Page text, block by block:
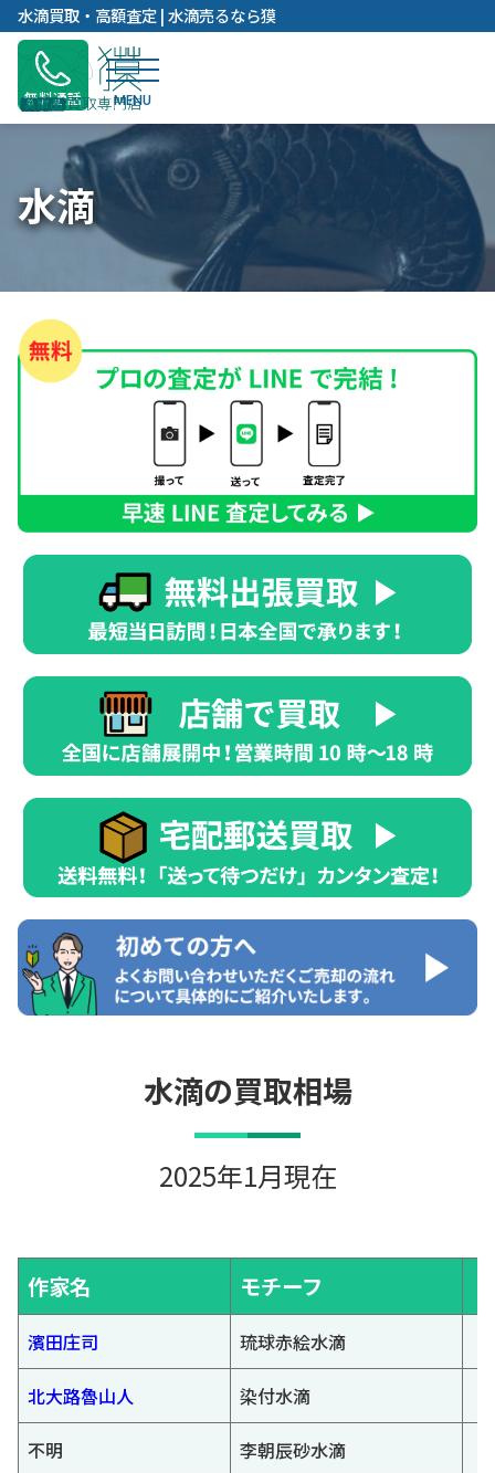
内
容
キ
ッ
プ
水滴買取・高額査定 | 水滴売るなら獏
無料通話
水滴
水滴の買取相場
2025年1月現在
作家名 モチーフ
濱田庄司 琉球赤絵水滴
北大路魯山人 染付水滴
不明 李朝辰砂水滴